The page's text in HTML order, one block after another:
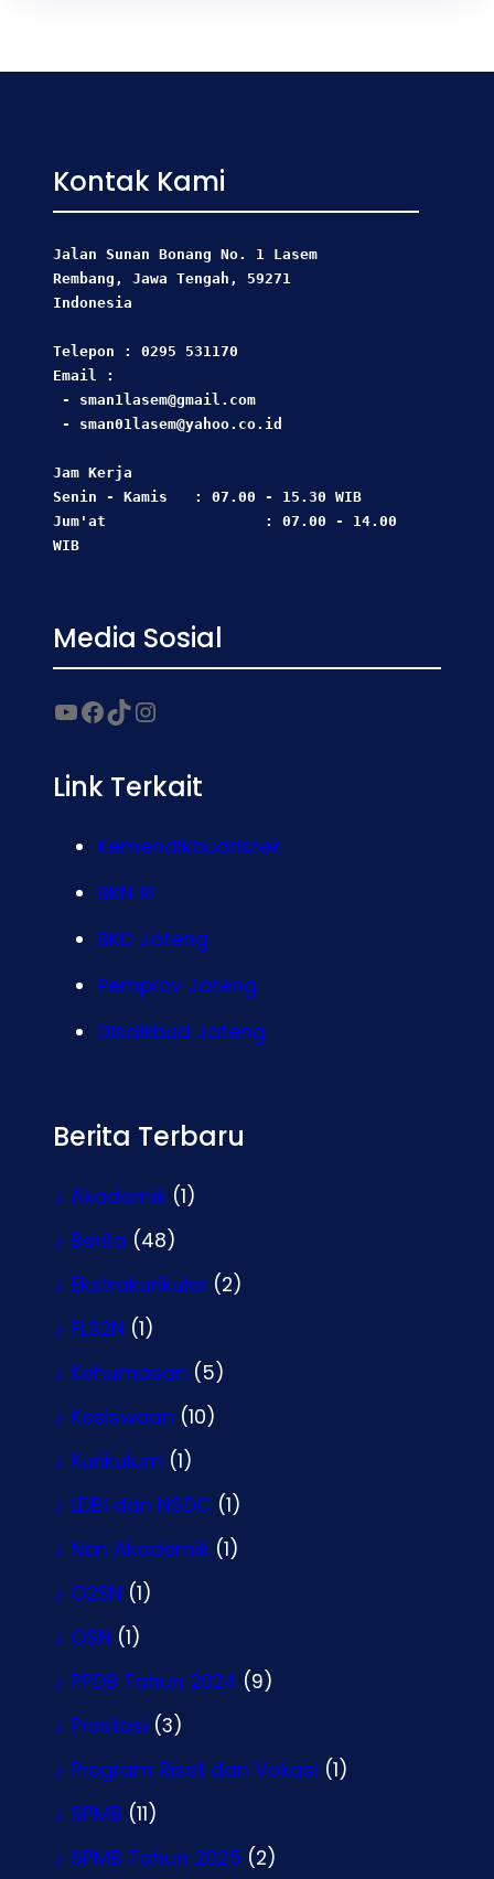
Kontak Kami
Jalan Sunan Bonang No. 1 Lasem
Rembang, Jawa Tengah, 59271
Indonesia
Telepon : 0295 531170
Email :
- sman1lasem@gmail.com
- sman01lasem@yahoo.co.id
Jam Kerja
Senin - Kamis   : 07.00 - 15.30 WIB
Jum'at                  : 07.00 - 14.00
WIB
Media Sosial
Link Terkait
Kemendikbudristek
BKN RI
BKD Jateng
Pemprov Jateng
Disdikbud Jateng
Berita Terbaru
Akademik (1)
Berita (48)
Ekstrakurikuler (2)
FLS2N (1)
Kehumasan (5)
Kesiswaan (10)
Kurikulum (1)
LDBI dan NSDC (1)
Non Akademik (1)
O2SN (1)
OSN (1)
PPDB Tahun 2024 (9)
Prestasi (3)
Program Riset dan Vokasi (1)
SPMB (11)
SPMB Tahun 2025 (2)